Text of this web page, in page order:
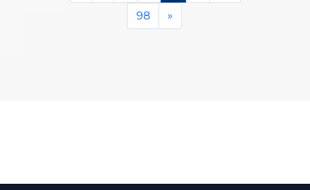
343
98
»